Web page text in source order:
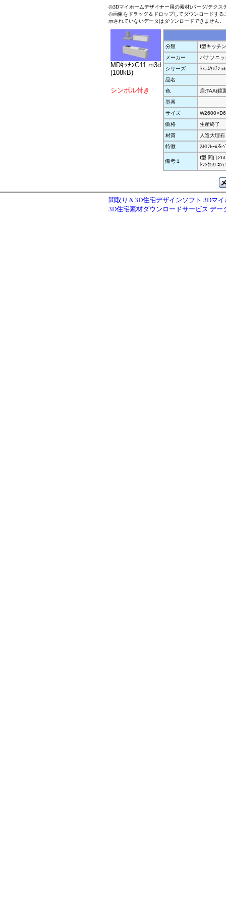
◎3Dマイホームデザイナー用の素材(パーツ/テクス
◎画像をドラッグ＆ドロップしてダウンロードす
示されていないデータはダウンロードできません。
MDｷｯﾁﾝG11.m3d
(108kB)
シンボル付き
分類
I型キッチン
メーカー
パナソニッ
シリーズ
ｼｽﾃﾑｷｯﾁﾝ
品名
色
扉:TAA(鏡
型番
サイズ
価格
生産終了
材質
人造大理石
特徴
ｱﾙﾐﾌﾚｰﾑを
備考１
I型 間口
ﾄｼﾝｸ59 ｺﾝ
間取り＆3D住宅デザインソフト 3Dマ
3D住宅素材ダウンロードサービス デー